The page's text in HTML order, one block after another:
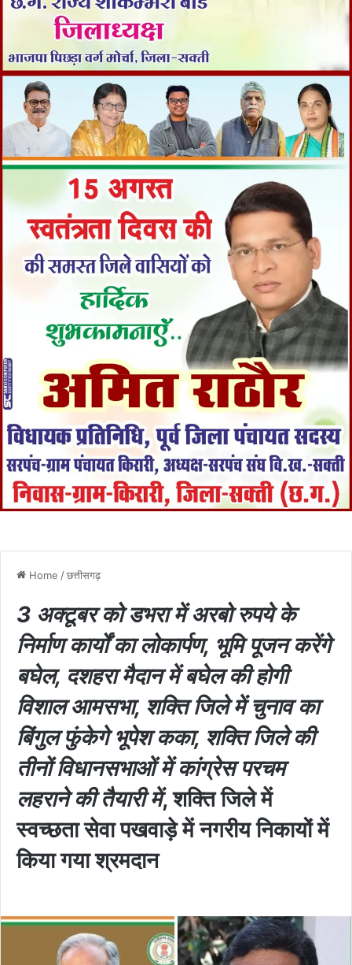
Home /छत्तीसगढ़
3 अक्टूबर को डभरा में अरबो रुपये के
निर्माण कार्यों का लोकार्पण, भूमि पूजन करेंगे
बघेल, दशहरा मैदान में बघेल की होगी
विशाल आमसभा, शक्ति जिले में चुनाव का
बिंगुल फुंकेगे भूपेश कका, शक्ति जिले की
तीनों विधानसभाओं में कांग्रेस परचम
लहराने की तैयारी में, शक्ति जिले में
स्वच्छता सेवा पखवाड़े में नगरीय निकायों में
किया गया श्रमदान